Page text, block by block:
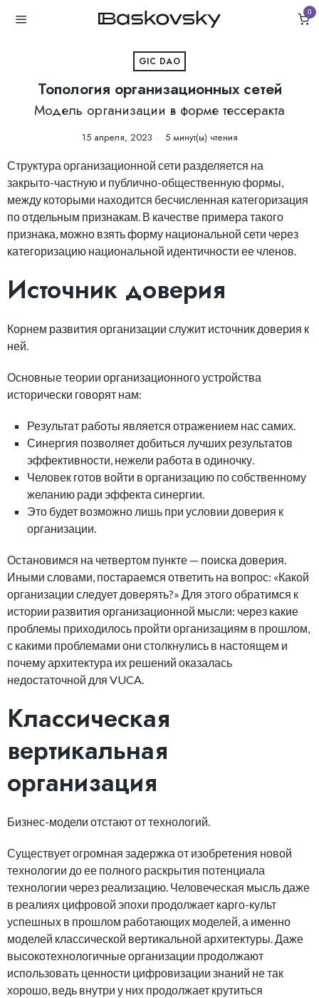
0
GIC DAO
Топология организационных сетей
Модель организации в форме тессеракта
15 апреля, 2023 5 минут(ы) чтения
Структура организационной сети разделяется на
закрыто-частную и публично-общественную формы,
между которыми находится бесчисленная категоризация
по отдельным признакам. В качестве примера такого
признака, можно взять форму национальной сети через
категоризацию национальной идентичности ее членов.
Источник доверия
Корнем развития организации служит источник доверия к
ней.
Основные теории организационного устройства
исторически говорят нам:
Результат работы является отражением нас самих.
Синергия позволяет добиться лучших результатов
эффективности, нежели работа в одиночку.
Человек готов войти в организацию по собственному
желанию ради эффекта синергии.
Это будет возможно лишь при условии доверия к
организации.
Остановимся на четвертом пункте — поиска доверия.
Иными словами, постараемся ответить на вопрос: «Какой
организации следует доверять?» Для этого обратимся к
истории развития организационной мысли: через какие
проблемы приходилось пройти организациям в прошлом,
с какими проблемами они столкнулись в настоящем и
почему архитектура их решений оказалась
недостаточной для VUCA.
Классическая
вертикальная
организация
Бизнес-модели отстают от технологий.
Существует огромная задержка от изобретения новой
технологии до ее полного раскрытия потенциала
технологии через реализацию. Человеческая мысль даже
в реалиях цифровой эпохи продолжает карго-культ
успешных в прошлом работающих моделей, а именно
моделей классической вертикальной архитектуры. Даже
высокотехнологичные организации продолжают
использовать ценности цифровизации знаний не так
хорошо, ведь внутри у них продолжает крутиться